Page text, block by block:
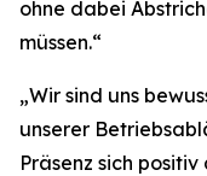
ohne dabei
müssen.“
„Wir sind uns
unserer
Präsenz sich